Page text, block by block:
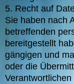
5. Recht auf
Sie haben nach
betreffenden
bereitgestellt
gängigen und
oder die